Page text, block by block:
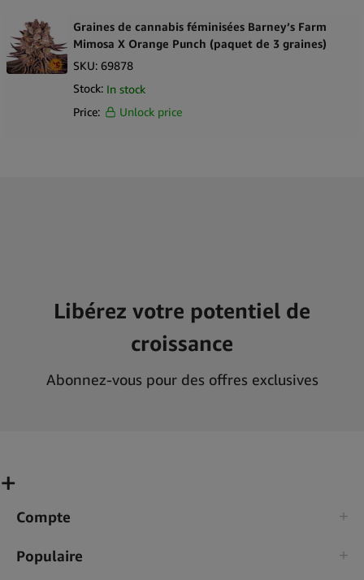
Graines de cannabis féminisées Barney’s Farm
Mimosa X Orange Punch (paquet de 3 graines)
SKU: 69878
Stock: In stock
Price:
Unlock price
Libérez votre potentiel de
croissance
Abonnez-vous pour des offres exclusives
Compte
Populaire